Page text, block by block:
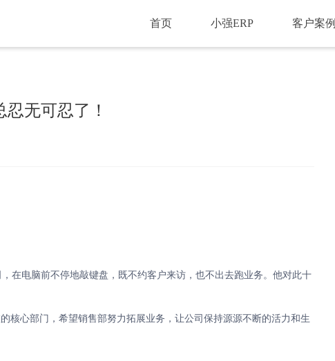
首页 小强ERP 客户案例
无可忍了！
在电脑前不停地敲键盘，既不约客户来访，也不出去跑业务。他对此十
核心部门，希望销售部努力拓展业务，让公司保持源源不断的活力和生